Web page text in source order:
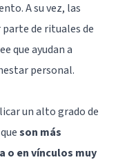
A su vez, las
de rituales de
que ayudan a
personal.
un alto grado de
son más
o en vínculos muy